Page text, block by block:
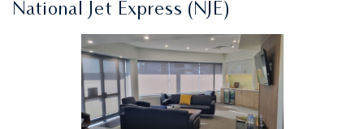
National Jet Express (NJE)